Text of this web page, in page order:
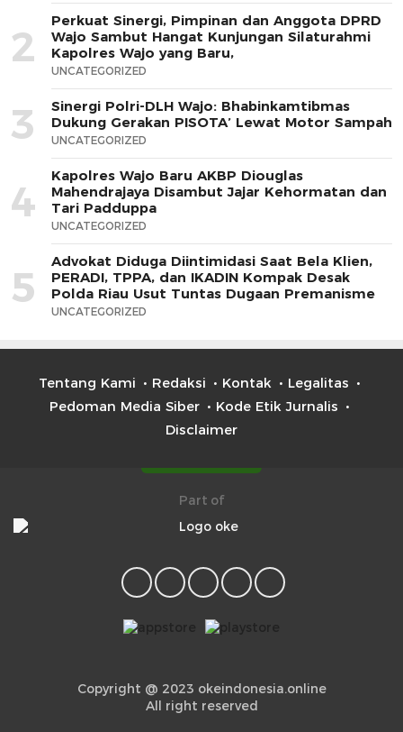
2
Perkuat Sinergi, Pimpinan dan Anggota DPRD
Wajo Sambut Hangat Kunjungan Silaturahmi
Kapolres Wajo yang Baru,
UNCATEGORIZED
3
Sinergi Polri-DLH Wajo: Bhabinkamtibmas
Dukung Gerakan PISOTA’ Lewat Motor Sampah
UNCATEGORIZED
4
Kapolres Wajo Baru AKBP Diouglas
Mahendrajaya Disambut Jajar Kehormatan dan
Tari Padduppa
UNCATEGORIZED
5
Advokat Diduga Diintimidasi Saat Bela Klien,
PERADI, TPPA, dan IKADIN Kompak Desak
Polda Riau Usut Tuntas Dugaan Premanisme
UNCATEGORIZED
Tentang Kami Redaksi Kontak
Legalitas
Pedoman Media Siber
Kode Etik Jurnalis
Disclaimer
Part of
Copyright @ 2023 okeindonesia.online
All right reserved